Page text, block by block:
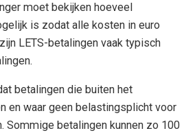
moet bekijken hoeveel
is zodat alle kosten in euro
LETS-betalingen vaak typisch
betalingen die buiten het
en waar geen belastingsplicht voor
Sommige betalingen kunnen zo 100